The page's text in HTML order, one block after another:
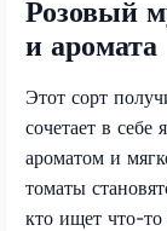
Розовый
и аромата
Этот сорт
сочетает в
ароматом и
томаты
кто ищет что-